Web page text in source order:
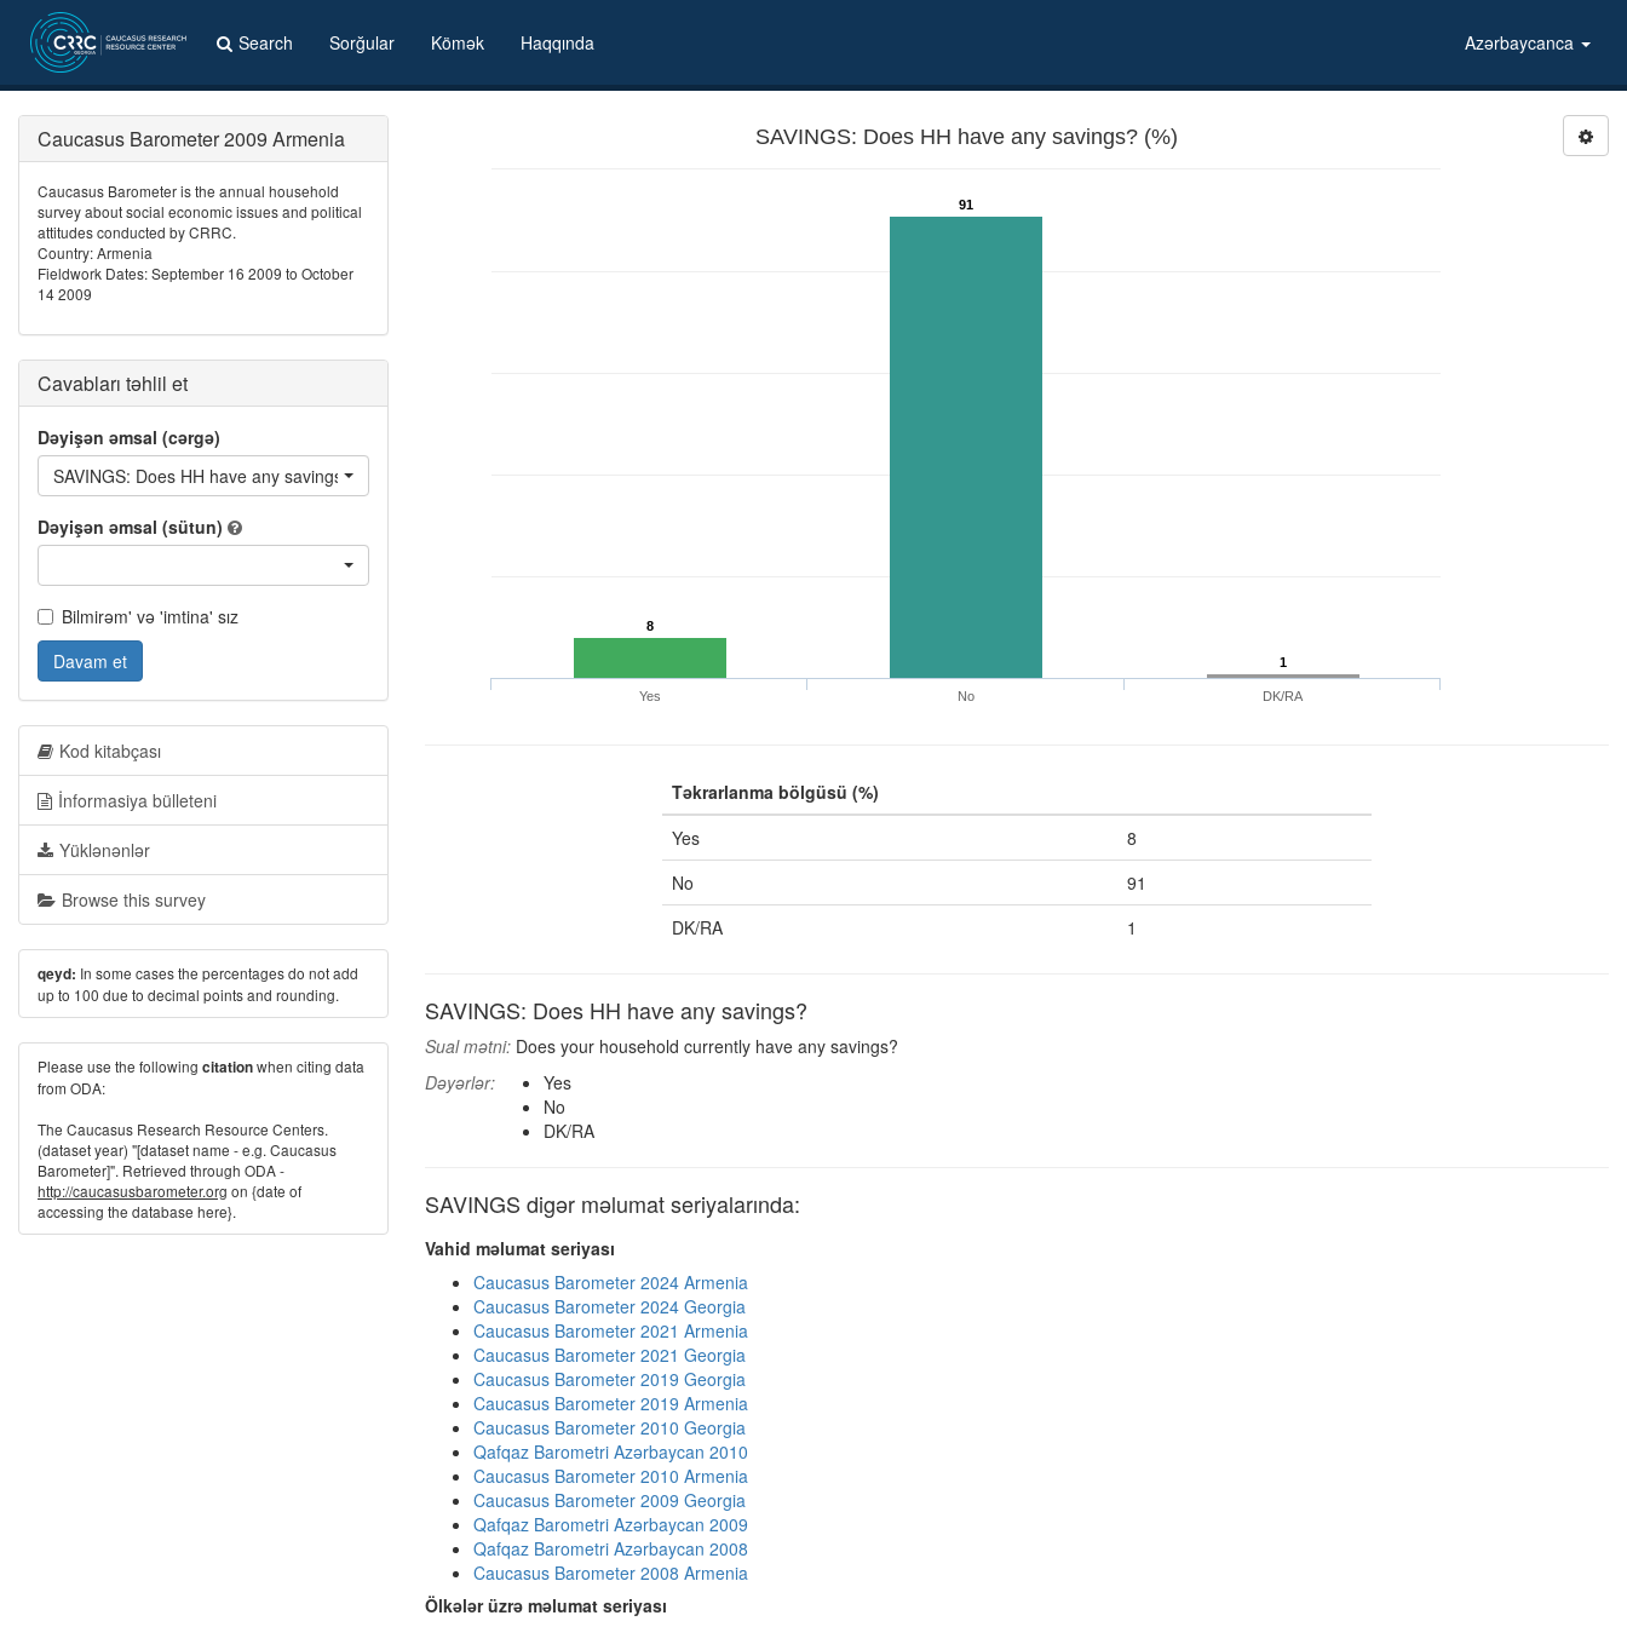
Search Sorğular Kömək Haqqında Azərbaycanca
SAVINGS: Does HH have any savings? (%)
8
91
1
Yes No DK/RA
Təkrarlanma bölgüsü (%)
Yes
8
No
91
DK/RA
1
SAVINGS: Does HH have any savings?
Sual mətni: Does your household currently have any savings?
Dəyərlər:
Yes
No
DK/RA
SAVINGS digər məlumat seriyalarında:
Vahid məlumat seriyası
Caucasus Barometer 2024 Armenia
Caucasus Barometer 2024 Georgia
Caucasus Barometer 2021 Armenia
Caucasus Barometer 2021 Georgia
Caucasus Barometer 2019 Georgia
Caucasus Barometer 2019 Armenia
Caucasus Barometer 2010 Georgia
Qafqaz Barometri Azərbaycan 2010
Caucasus Barometer 2010 Armenia
Caucasus Barometer 2009 Georgia
Qafqaz Barometri Azərbaycan 2009
Qafqaz Barometri Azərbaycan 2008
Caucasus Barometer 2008 Armenia
Ölkələr üzrə məlumat seriyası
Caucasus Barometer 2009 Armenia
Caucasus Barometer is the annual household
survey about social economic issues and political
attitudes conducted by CRRC.
Country: Armenia
Fieldwork Dates: September 16 2009 to October
14 2009
Cavabları təhlil et
Dəyişən əmsal (cərgə)
SAVINGS: Does HH have any savings?
Dəyişən əmsal (sütun)
Bilmirəm' və 'imtina' sız
Davam et
Kod kitabçası
İnformasiya bülleteni
Yüklənənlər
Browse this survey
qeyd: In some cases the percentages do not add
up to 100 due to decimal points and rounding.
Please use the following citationwhen citing data
from ODA:
The Caucasus Research Resource Centers.
(dataset year) "[dataset name - e.g. Caucasus
Barometer]". Retrieved through ODA -
http://caucasusbarometer.org on {date of
accessing the database here}.